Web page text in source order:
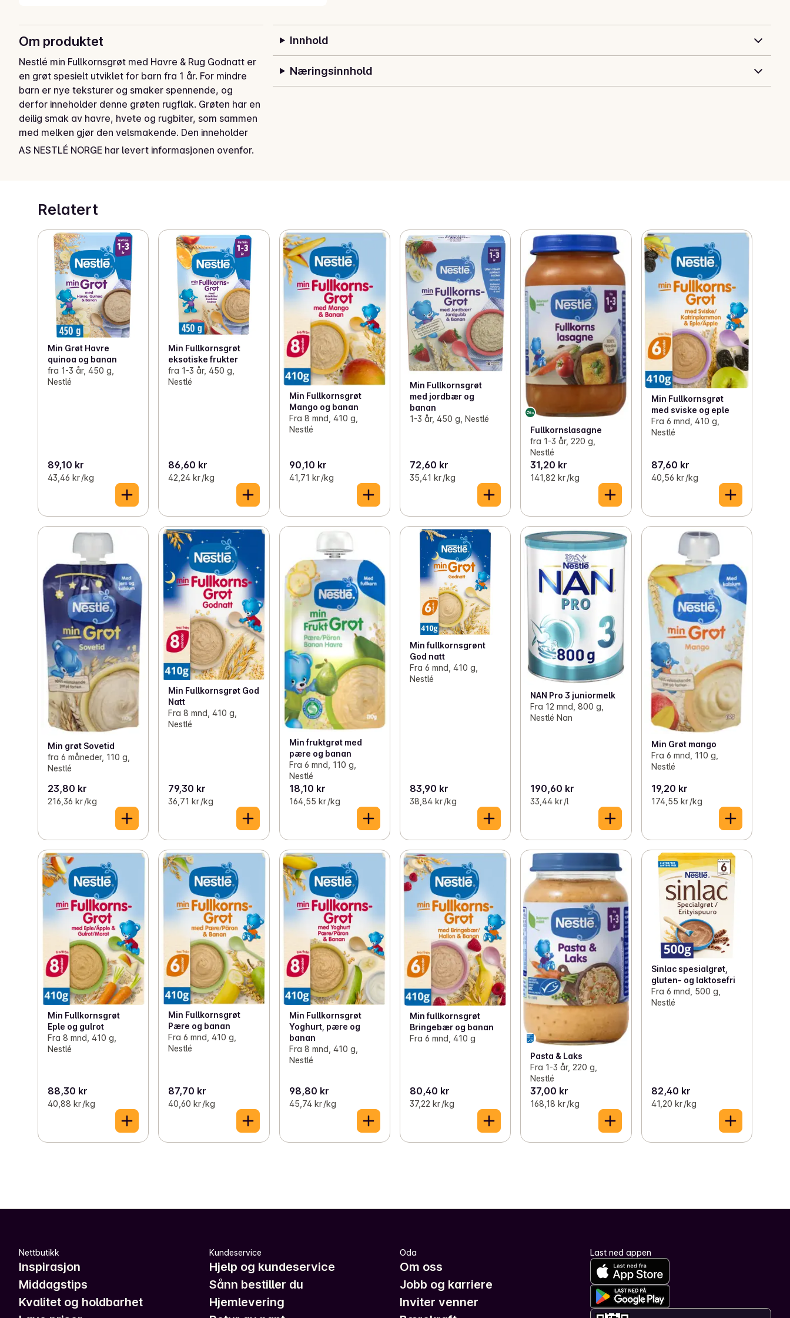
Om produktet
Nestlé min Fullkornsgrøt med Havre & Rug Godnatt er
en grøt spesielt utviklet for barn fra 1 år. For mindre
barn er nye teksturer og smaker spennende, og
derfor inneholder denne grøten rugflak. Grøten har en
deilig smak av havre, hvete og rugbiter, som sammen
med melken gjør den velsmakende. Den inneholder
41% fullkorn, noe som gir mer fiber i kosten, samtidig
AS NESTLÉ NORGE har levert informasjonen ovenfor.
Innhold
Næringsinnhold
Relatert
Min Grøt Havre
quinoa og banan
fra 1-3 år, 450 g,
Nestlé
89,10 kr
43,46 kr /kg
Min Fullkornsgrøt
eksotiske frukter
fra 1-3 år, 450 g,
Nestlé
86,60 kr
42,24 kr /kg
Min Fullkornsgrøt
Mango og banan
Fra 8 mnd, 410 g,
Nestlé
90,10 kr
41,71 kr /kg
Min Fullkornsgrøt
med jordbær og
banan
1-3 år, 450 g, Nestlé
72,60 kr
35,41 kr /kg
Fullkornslasagne
fra 1-3 år, 220 g,
Nestlé
31,20 kr
141,82 kr /kg
Min Fullkornsgrøt
med sviske og eple
Fra 6 mnd, 410 g,
Nestlé
87,60 kr
40,56 kr /kg
Min grøt Sovetid
fra 6 måneder, 110 g,
Nestlé
23,80 kr
216,36 kr /kg
Min Fullkornsgrøt God
Natt
Fra 8 mnd, 410 g,
Nestlé
79,30 kr
36,71 kr /kg
Min fruktgrøt med
pære og banan
Fra 6 mnd, 110 g,
Nestlé
18,10 kr
164,55 kr /kg
Min fullkornsgrønt
God natt
Fra 6 mnd, 410 g,
Nestlé
83,90 kr
38,84 kr /kg
NAN Pro 3 juniormelk
Fra 12 mnd, 800 g,
Nestlé Nan
190,60 kr
33,44 kr /l
Min Grøt mango
Fra 6 mnd, 110 g,
Nestlé
19,20 kr
174,55 kr /kg
Min Fullkornsgrøt
Eple og gulrot
Fra 8 mnd, 410 g,
Nestlé
88,30 kr
40,88 kr /kg
Min Fullkornsgrøt
Pære og banan
Fra 6 mnd, 410 g,
Nestlé
87,70 kr
40,60 kr /kg
Min Fullkornsgrøt
Yoghurt, pære og
banan
Fra 8 mnd, 410 g,
Nestlé
98,80 kr
45,74 kr /kg
Min fullkornsgrøt
Bringebær og banan
Fra 6 mnd, 410 g
80,40 kr
37,22 kr /kg
Pasta & Laks
Fra 1-3 år, 220 g,
Nestlé
37,00 kr
168,18 kr /kg
Sinlac spesialgrøt,
gluten- og laktosefri
Fra 6 mnd, 500 g,
Nestlé
82,40 kr
41,20 kr /kg
Nettbutikk
Inspirasjon
Middagstips
Kvalitet og holdbarhet
Kundeservice
Hjelp og kundeservice
Sånn bestiller du
Hjemlevering
Oda
Om oss
Jobb og karriere
Inviter venner
Last ned appen